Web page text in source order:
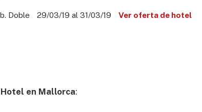
Doble 29/03/19 al 31/03/19 Ver oferta de hotel
Hotel en Mallorca: